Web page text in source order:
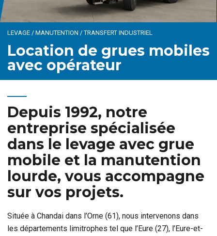
LEVAGE / MANUTENTION / TRANSFERT INDUSTRIEL
Location de grues mobiles
avec opérateur
Depuis 1992, notre
entreprise spécialisée
dans le levage avec grue
mobile et la manutention
lourde, vous accompagne
sur vos projets.
Située à Chandai dans l’Orne (61), nous intervenons dans
les départements limitrophes tel que l’Eure (27), l’Eure-et-